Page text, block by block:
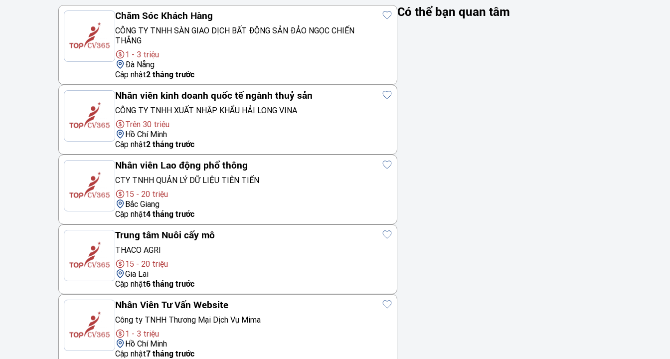
Chăm Sóc Khách Hàng
CÔNG TY TNHH SÀN GIAO DỊCH BẤT ĐỘNG SẢN ĐẢO NGỌC CHIẾN
THẮNG
1 - 3 triệu
Đà Nẵng
Cập nhật2 tháng trước
Nhân viên kinh doanh quốc tế ngành thuỷ sản
CÔNG TY TNHH XUẤT NHẬP KHẨU HẢI LONG VINA
Trên 30 triệu
Hồ Chí Minh
Cập nhật2 tháng trước
Nhân viên Lao động phổ thông
CTY TNHH QUẢN LÝ DỮ LIỆU TIÊN TIẾN
15 - 20 triệu
Bắc Giang
Cập nhật4 tháng trước
Trung tâm Nuôi cấy mô
THACO AGRI
15 - 20 triệu
Gia Lai
Cập nhật6 tháng trước
Nhân Viên Tư Vấn Website
Công ty TNHH Thương Mại Dịch Vụ Mima
1 - 3 triệu
Hồ Chí Minh
Cập nhật7 tháng trước
Có thể bạn quan tâm